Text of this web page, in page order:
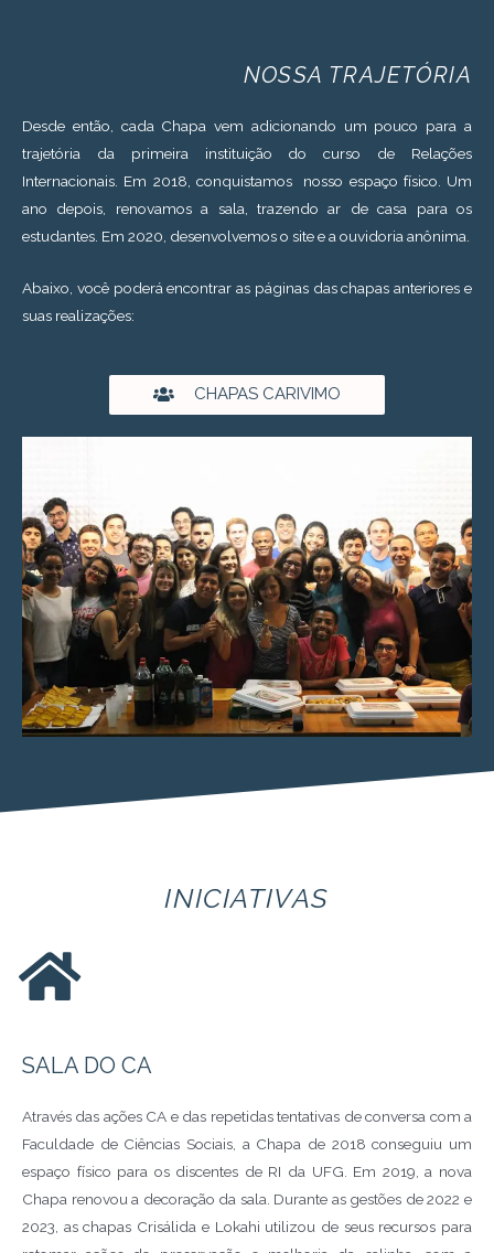
NOSSA TRAJETÓRIA
Desde então, cada Chapa vem adicionando um pouco para a
trajetória da primeira instituição do curso de Relações
Internacionais. Em 2018, conquistamos nosso espaço físico. Um
ano depois, renovamos a sala, trazendo ar de casa para os
estudantes. Em 2020, desenvolvemos o site e a ouvidoria anônima.
Abaixo, você poderá encontrar as páginas das chapas anteriores e
suas realizações:
CHAPAS CARIVIMO
INICIATIVAS
SALA DO CA
Através das ações CA e das repetidas tentativas de conversa com a
Faculdade de Ciências Sociais, a Chapa de 2018 conseguiu um
espaço físico para os discentes de RI da UFG. Em 2019, a nova
Chapa renovou a decoração da sala. Durante as gestões de 2022 e
2023, as chapas Crisálida e Lokahi utilizou de seus recursos para